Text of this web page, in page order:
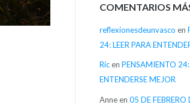
COMENTARIOS
reflexionesdeunvasco en
24: LEER PARA
Ricen PENSAMIENTO 24:
ENTENDERSE MEJOR
Anneen 05 DE FEBRERO